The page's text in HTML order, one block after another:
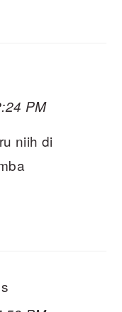
PM
niih di